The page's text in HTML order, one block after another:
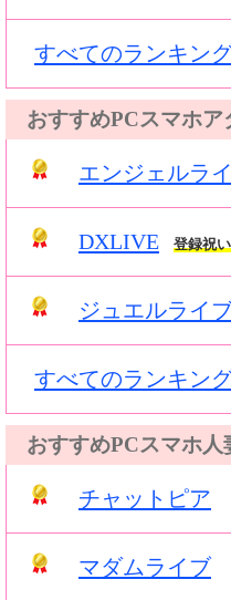
すべてのランキン
おすすめPCスマホア
エンジェルラ
DXLIVE 登録祝
ジュエルライ
すべてのランキン
おすすめPCスマホ人
チャットピア
マダムライブ